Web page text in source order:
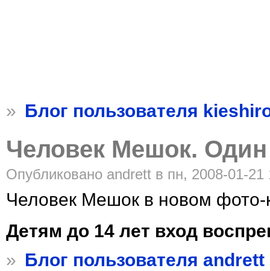
» Блог пользователя
Человек Мешок.
Опубликовано andrett в пн, 2008-01-21
Человек Мешок в новом
Детям до 14 лет вход
» Блог пользователя andrett